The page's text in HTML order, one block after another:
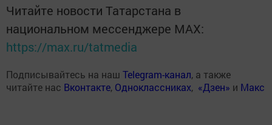
Читайте новости Татарстана в
национальном мессенджере MАХ:
https://max.ru/tatmedia
Подписывайтесь на наш Telegram-канал, а также
читайте нас Вконтакте, Одноклассниках, «Дзен» и Макс